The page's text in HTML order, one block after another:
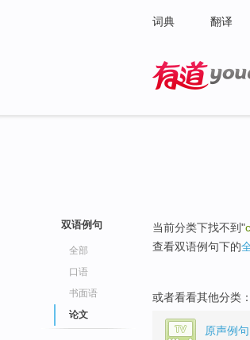
词典 翻译
双语例句
全部
口语
书面语
论文
当前分类下找不到"
查看双语例句下的
或者看看其他分类：
原声例句